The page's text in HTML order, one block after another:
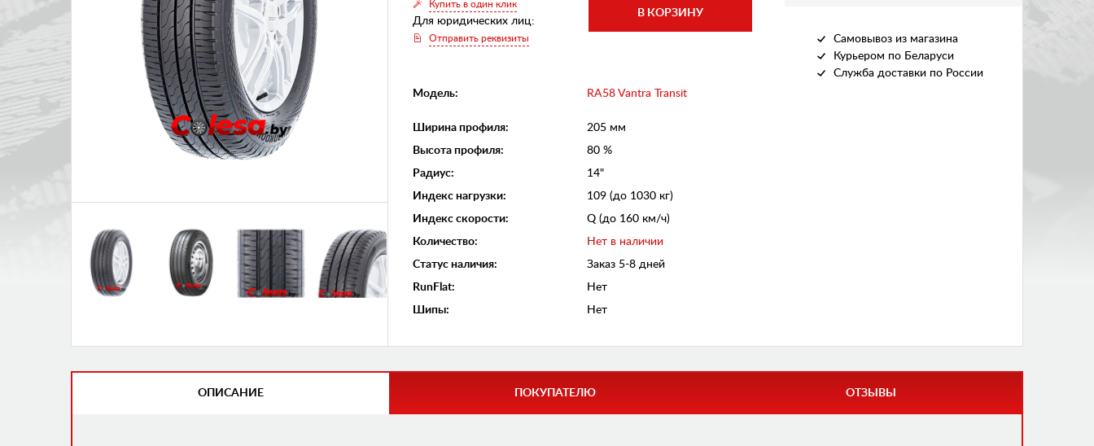
Купить в один клик
Для юридических лиц:
Отправить реквизиты
Модель: RA58 Vantra Transit
Ширина профиля:
205 мм
Высота профиля:
80 %
Радиус:
14"
Индекс нагрузки:
109 (до 1030 кг)
Индекс скорости:
Q (до 160 км/ч)
Количество:
Нет в наличии
Статус наличия:
Заказ 5-8 дней
RunFlat:
Нет
Шипы: Нет
Самовывоз из магазина
Курьером по Беларуси
Служба доставки по России
ОПИСАНИЕ ПОКУПАТЕЛЮ ОТЗЫВЫ